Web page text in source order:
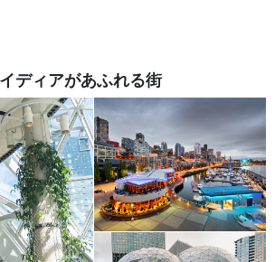
ディアがあふれる街